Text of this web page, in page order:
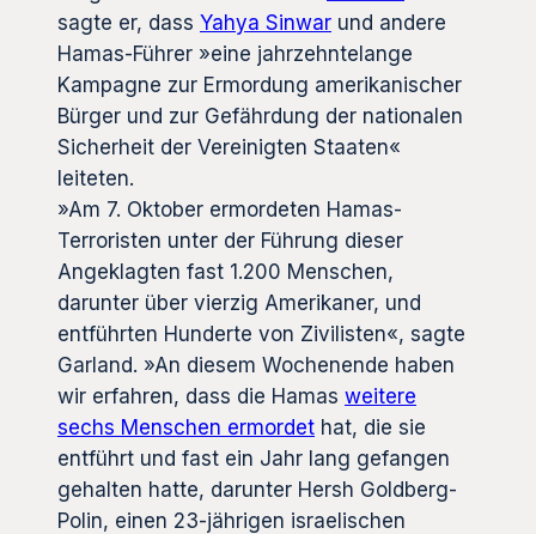
sagte er, dass Yahya Sinwar und andere
Hamas-Führer »eine jahrzehntelange
Kampagne zur Ermordung amerikanischer
Bürger und zur Gefährdung der nationalen
Sicherheit der Vereinigten Staaten«
leiteten.
»Am 7. Oktober ermordeten Hamas-
Terroristen unter der Führung dieser
Angeklagten fast 1.200 Menschen,
darunter über vierzig Amerikaner, und
entführten Hunderte von Zivilisten«, sagte
Garland. »An diesem Wochenende haben
wir erfahren, dass die Hamas weitere
sechs Menschen ermordet hat, die sie
entführt und fast ein Jahr lang gefangen
gehalten hatte, darunter Hersh Goldberg-
Polin, einen 23-jährigen israelischen